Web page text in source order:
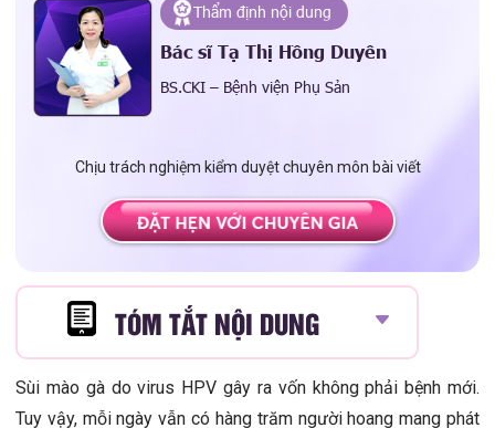
Thẩm định nội dung
Bác sĩ Tạ Thị Hồng Duyên
BS.CKI – Bệnh viện Phụ Sản
Chịu trách nghiệm kiểm duyệt chuyên môn bài viết
TÓM TẮT NỘI DUNG
Sùi mào gà do virus HPV gây ra vốn không phải bệnh mới.
Tuy vậy, mỗi ngày vẫn có hàng trăm người hoang mang phát